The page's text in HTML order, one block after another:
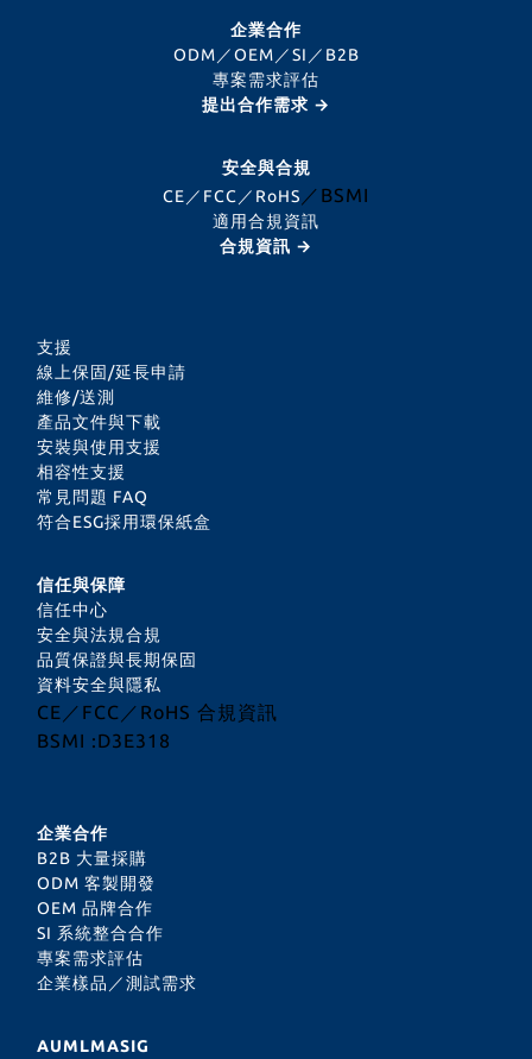
企業合作
ODM／OEM／SI／B2B
專案需求評估
提出合作需求 →
安全與合規
CE／FCC／RoHS ／BSMI
適用合規資訊
合規資訊 →
支援
線上保固/延長申請
維修/送測
產品文件與下載
安裝與使用支援
相容性支援
常見問題 FAQ
符合ESG採用環保紙盒
信任與保障
信任中心
安全與法規合規
品質保證與長期保固
資料安全與隱私
CE／FCC／RoHS 合規資訊
BSMI :D3E318
企業合作
B2B 大量採購
ODM 客製開發
OEM 品牌合作
SI 系統整合合作
專案需求評估
企業樣品／測試需求
AUMLMASIG